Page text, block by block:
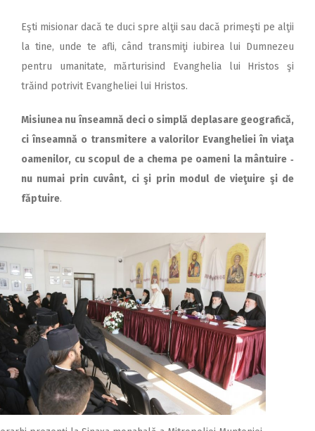
Eşti misionar dacă te duci spre alţii sau dacă primeşti pe alţii
la tine, unde te afli, când transmiţi iubirea lui Dumnezeu
pentru umanitate, mărturisind Evanghelia lui Hristos şi
trăind potrivit Evangheliei lui Hristos.
Misiunea nu înseamnă deci o simplă deplasare geografică,
ci înseamnă o transmitere a valorilor Evangheliei în viaţa
oamenilor, cu scopul de a chema pe oameni la mântuire ‑
nu numai prin cuvânt, ci şi prin modul de vieţuire şi de
făptuire.